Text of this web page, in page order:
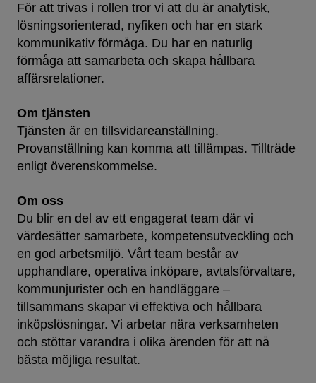
För att trivas i rollen tror vi att du är analytisk,
lösningsorienterad, nyfiken och har en stark
kommunikativ förmåga. Du har en naturlig
förmåga att samarbeta och skapa hållbara
affärsrelationer.
Om tjänsten
Tjänsten är en tillsvidareanställning.
Provanställning kan komma att tillämpas. Tillträde
enligt överenskommelse.
Om oss
Du blir en del av ett engagerat team där vi
värdesätter samarbete, kompetensutveckling och
en god arbetsmiljö. Vårt team består av
upphandlare, operativa inköpare, avtalsförvaltare,
kommunjurister och en handläggare –
tillsammans skapar vi effektiva och hållbara
inköpslösningar. Vi arbetar nära verksamheten
och stöttar varandra i olika ärenden för att nå
bästa möjliga resultat.